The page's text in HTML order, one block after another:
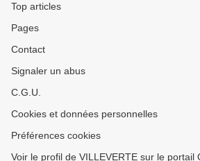
Top articles
Pages
Contact
Signaler un abus
C.G.U.
Cookies et données personnelles
Préférences cookies
Voir le profil de VILLEVERTE sur le portail